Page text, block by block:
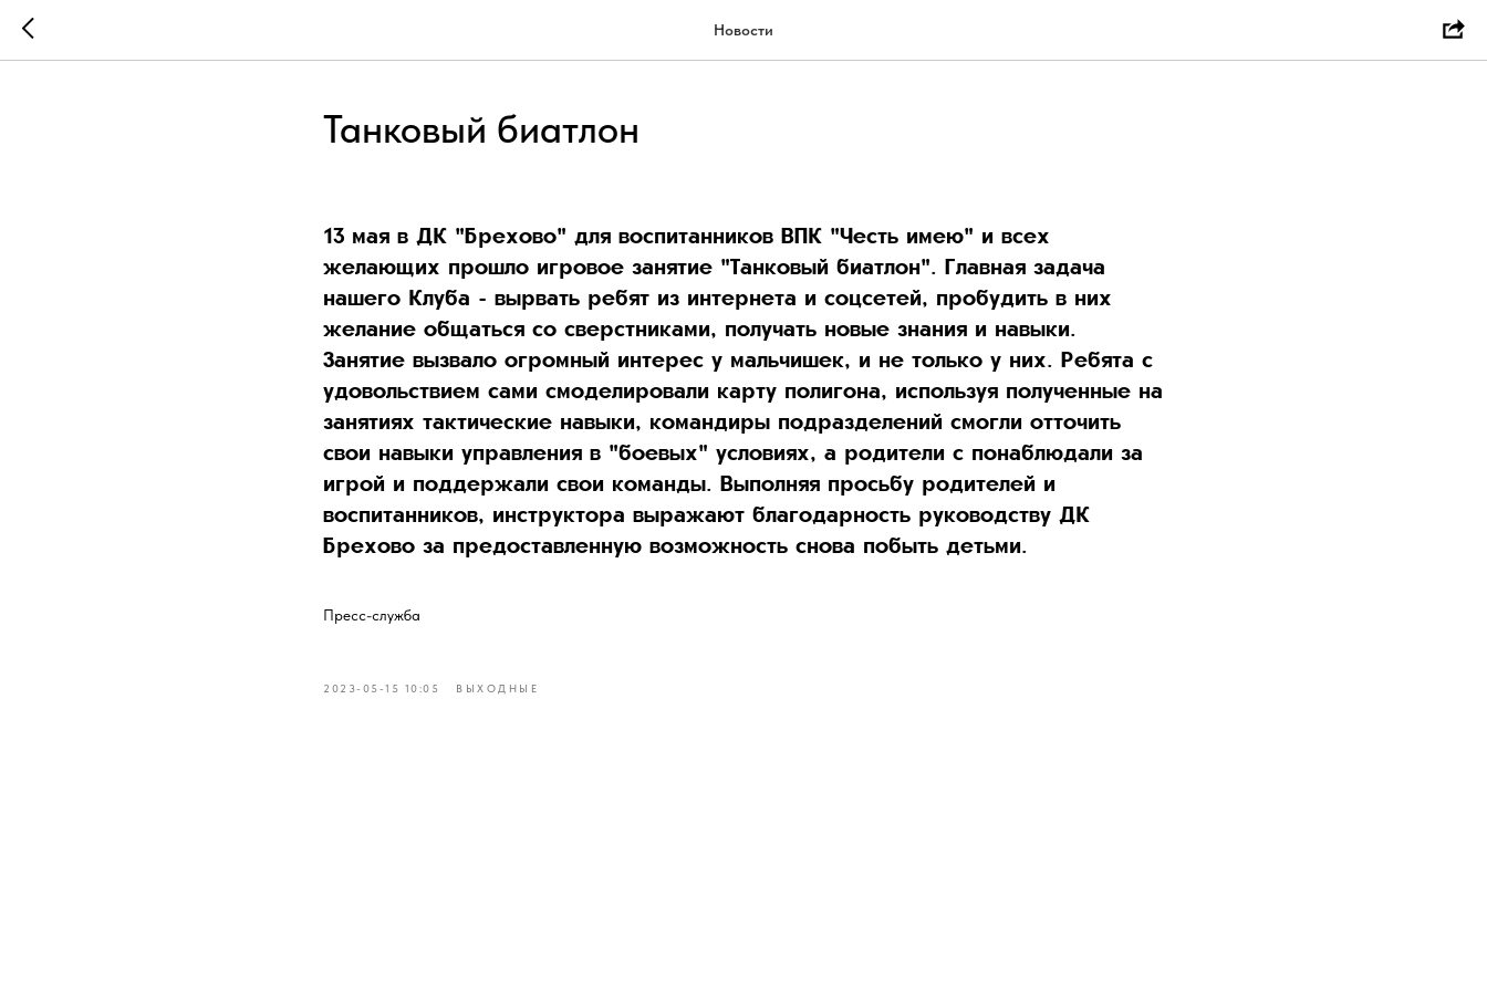
Новости
Танковый биатлон
13 мая в ДК "Брехово" для воспитанников ВПК "Честь имею" и всех
желающих прошло игровое занятие "Танковый биатлон". Главная задача
нашего Клуба - вырвать ребят из интернета и соцсетей, пробудить в них
желание общаться со сверстниками, получать новые знания и навыки.
Занятие вызвало огромный интерес у мальчишек, и не только у них. Ребята с
удовольствием сами смоделировали карту полигона, используя полученные на
занятиях тактические навыки, командиры подразделений смогли отточить
свои навыки управления в "боевых" условиях, а родители с понаблюдали за
игрой и поддержали свои команды. Выполняя просьбу родителей и
воспитанников, инструктора выражают благодарность руководству ДК
Брехово за предоставленную возможность снова побыть детьми.
Пресс-служба
2023-05-15 10:05 ВЫХОДНЫЕ